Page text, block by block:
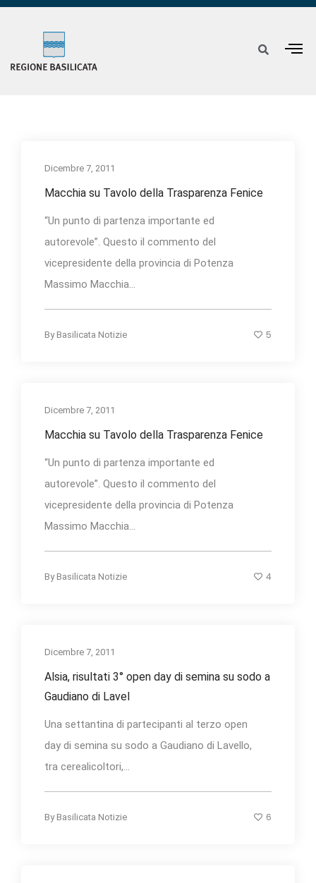
Dicembre 7, 2011
Macchia su Tavolo della Trasparenza Fenice
“Un punto di partenza importante ed
autorevole”. Questo il commento del
vicepresidente della provincia di Potenza
Massimo Macchia...
By Basilicata Notizie 5
Dicembre 7, 2011
Macchia su Tavolo della Trasparenza Fenice
“Un punto di partenza importante ed
autorevole”. Questo il commento del
vicepresidente della provincia di Potenza
Massimo Macchia...
By Basilicata Notizie 4
Dicembre 7, 2011
Alsia, risultati 3° open day di semina su sodo a
Gaudiano di Lavel
Una settantina di partecipanti al terzo open
day di semina su sodo a Gaudiano di Lavello,
tra cerealicoltori,...
By Basilicata Notizie 6